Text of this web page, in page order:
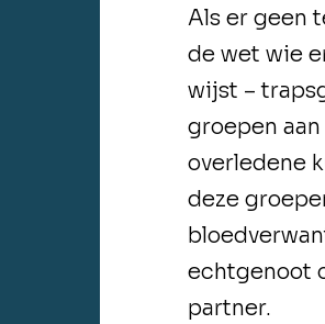
Als er geen
de wet wie
wijst –
groepen
overledene
deze
echtgenoot
partner.